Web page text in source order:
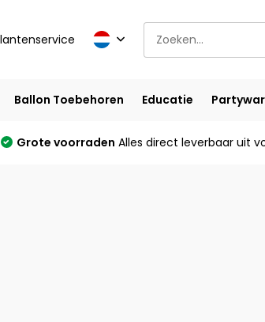
Ballon Toebehoren Educatie
Grote voorraden Alles direct leverbaar uit